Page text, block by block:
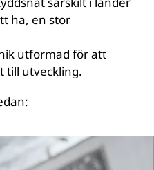
ha, en stor
utformad för att
till utveckling.